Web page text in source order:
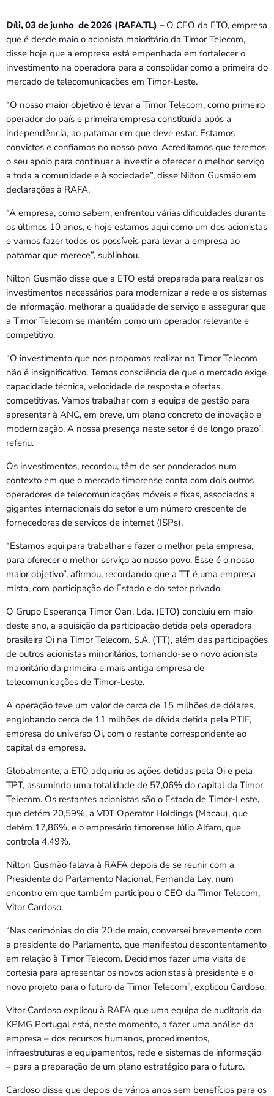
Díli, 03 de junho de 2026 (RAFA.TL) – O CEO da ETO, empresa
que é desde maio o acionista maioritário da Timor Telecom,
disse hoje que a empresa está empenhada em fortalecer o
investimento na operadora para a consolidar como a primeira do
mercado de telecomunicações em Timor-Leste.
“O nosso maior objetivo é levar a Timor Telecom, como primeiro
operador do país e primeira empresa constituída após a
independência, ao patamar em que deve estar. Estamos
convictos e confiamos no nosso povo. Acreditamos que teremos
o seu apoio para continuar a investir e oferecer o melhor serviço
a toda a comunidade e à sociedade”, disse Nilton Gusmão em
declarações à RAFA.
“A empresa, como sabem, enfrentou várias dificuldades durante
os últimos 10 anos, e hoje estamos aqui como um dos acionistas
e vamos fazer todos os possíveis para levar a empresa ao
patamar que merece”, sublinhou.
Nilton Gusmão disse que a ETO está preparada para realizar os
investimentos necessários para modernizar a rede e os sistemas
de informação, melhorar a qualidade de serviço e assegurar que
a Timor Telecom se mantém como um operador relevante e
competitivo.
“O investimento que nos propomos realizar na Timor Telecom
não é insignificativo. Temos consciência de que o mercado exige
capacidade técnica, velocidade de resposta e ofertas
competitivas. Vamos trabalhar com a equipa de gestão para
apresentar à ANC, em breve, um plano concreto de inovação e
modernização. A nossa presença neste setor é de longo prazo”,
referiu.
Os investimentos, recordou, têm de ser ponderados num
contexto em que o mercado timorense conta com dois outros
operadores de telecomunicações móveis e fixas, associados a
gigantes internacionais do setor e um número crescente de
fornecedores de serviços de internet (ISPs).
“Estamos aqui para trabalhar e fazer o melhor pela empresa,
para oferecer o melhor serviço ao nosso povo. Esse é o nosso
maior objetivo”, afirmou, recordando que a TT é uma empresa
mista, com participação do Estado e do setor privado.
O Grupo Esperança Timor Oan, Lda. (ETO) concluiu em maio
deste ano, a aquisição da participação detida pela operadora
brasileira Oi na Timor Telecom, S.A. (TT), além das participações
de outros acionistas minoritários, tornando-se o novo acionista
maioritário da primeira e mais antiga empresa de
telecomunicações de Timor-Leste.
A operação teve um valor de cerca de 15 milhões de dólares,
englobando cerca de 11 milhões de dívida detida pela PTIF,
empresa do universo Oi, com o restante correspondente ao
capital da empresa.
Globalmente, a ETO adquiriu as ações detidas pela Oi e pela
TPT, assumindo uma totalidade de 57,06% do capital da Timor
Telecom. Os restantes acionistas são o Estado de Timor-Leste,
que detém 20,59%, a VDT Operator Holdings (Macau), que
detém 17,86%, e o empresário timorense Júlio Alfaro, que
controla 4,49%.
Nilton Gusmão falava à RAFA depois de se reunir com a
Presidente do Parlamento Nacional, Fernanda Lay, num
encontro em que também participou o CEO da Timor Telecom,
Vitor Cardoso.
“Nas cerimónias do dia 20 de maio, conversei brevemente com
a presidente do Parlamento, que manifestou descontentamento
em relação à Timor Telecom. Decidimos fazer uma visita de
cortesia para apresentar os novos acionistas à presidente e o
novo projeto para o futuro da Timor Telecom”, explicou Cardoso.
Vitor Cardoso explicou à RAFA que uma equipa de auditoria da
KPMG Portugal está, neste momento, a fazer uma análise da
empresa – dos recursos humanos, procedimentos,
infraestruturas e equipamentos, rede e sistemas de informação
– para a preparação de um plano estratégico para o futuro.
Cardoso disse que depois de vários anos sem benefícios para os